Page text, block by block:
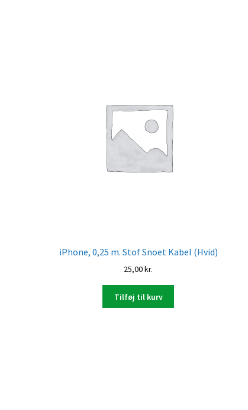
iPhone, 0,25 m. Stof Snoet Kabel (Hvid)
25,00kr.
Tilføj til kurv